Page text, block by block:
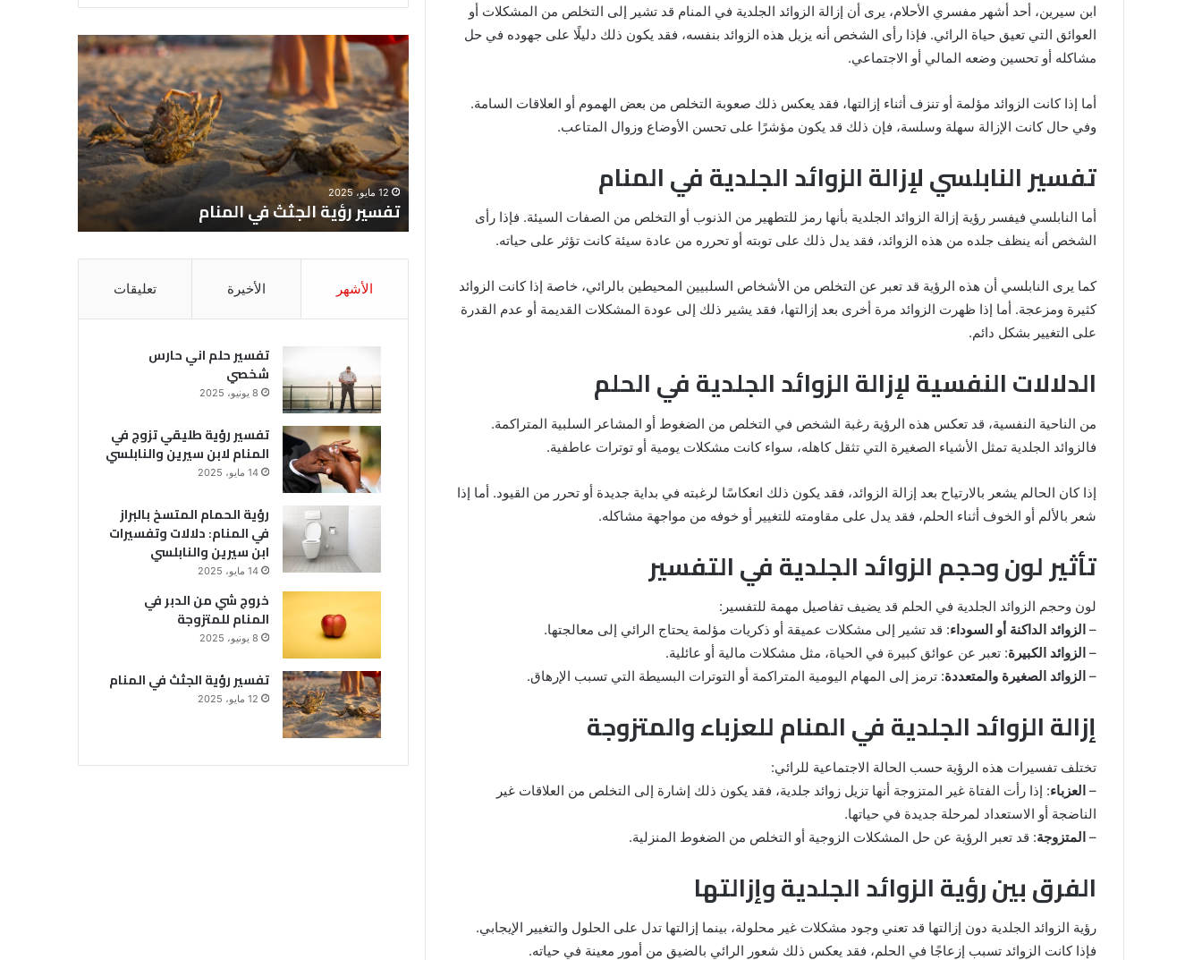
ابن سيرين، أحد أشهر مفسري الأحلام، يرى أن إزالة الزوائد الجلدية في المنام قد تشير إلى التخلص من المشكلات أو
العوائق التي تعيق حياة الرائي. فإذا رأى الشخص أنه يزيل هذه الزوائد بنفسه، فقد يكون ذلك دليلًا على جهوده في حل
مشاكله أو تحسين وضعه المالي أو الاجتماعي.
أما إذا كانت الزوائد مؤلمة أو تنزف أثناء إزالتها، فقد يعكس ذلك صعوبة التخلص من بعض الهموم أو العلاقات السامة.
وفي حال كانت الإزالة سهلة وسلسة، فإن ذلك قد يكون مؤشرًا على تحسن الأوضاع وزوال المتاعب.
تفسير النابلسي لإزالة الزوائد الجلدية في المنام
أما النابلسي فيفسر رؤية إزالة الزوائد الجلدية بأنها رمز للتطهير من الذنوب أو التخلص من الصفات السيئة. فإذا رأى
الشخص أنه ينظف جلده من هذه الزوائد، فقد يدل ذلك على توبته أو تحرره من عادة سيئة كانت تؤثر على حياته.
كما يرى النابلسي أن هذه الرؤية قد تعبر عن التخلص من الأشخاص السلبيين المحيطين بالرائي، خاصة إذا كانت الزوائد
كثيرة ومزعجة. أما إذا ظهرت الزوائد مرة أخرى بعد إزالتها، فقد يشير ذلك إلى عودة المشكلات القديمة أو عدم القدرة
على التغيير بشكل دائم.
الدلالات النفسية لإزالة الزوائد الجلدية في الحلم
من الناحية النفسية، قد تعكس هذه الرؤية رغبة الشخص في التخلص من الضغوط أو المشاعر السلبية المتراكمة.
فالزوائد الجلدية تمثل الأشياء الصغيرة التي تثقل كاهله، سواء كانت مشكلات يومية أو توترات عاطفية.
إذا كان الحالم يشعر بالارتياح بعد إزالة الزوائد، فقد يكون ذلك انعكاسًا لرغبته في بداية جديدة أو تحرر من القيود. أما إذا
شعر بالألم أو الخوف أثناء الحلم، فقد يدل على مقاومته للتغيير أو خوفه من مواجهة مشاكله.
تأثير لون وحجم الزوائد الجلدية في التفسير
لون وحجم الزوائد الجلدية في الحلم قد يضيف تفاصيل مهمة للتفسير:
– الزوائد الداكنة أو السوداء: قد تشير إلى مشكلات عميقة أو ذكريات مؤلمة يحتاج الرائي إلى معالجتها.
– الزوائد الكبيرة: تعبر عن عوائق كبيرة في الحياة، مثل مشكلات مالية أو عائلية.
– الزوائد الصغيرة والمتعددة: ترمز إلى المهام اليومية المتراكمة أو التوترات البسيطة التي تسبب الإرهاق.
إزالة الزوائد الجلدية في المنام للعزباء والمتزوجة
تختلف تفسيرات هذه الرؤية حسب الحالة الاجتماعية للرائي:
– العزباء: إذا رأت الفتاة غير المتزوجة أنها تزيل زوائد جلدية، فقد يكون ذلك إشارة إلى التخلص من العلاقات غير
الناضجة أو الاستعداد لمرحلة جديدة في حياتها.
– المتزوجة: قد تعبر الرؤية عن حل المشكلات الزوجية أو التخلص من الضغوط المنزلية.
الفرق بين رؤية الزوائد الجلدية وإزالتها
رؤية الزوائد الجلدية دون إزالتها قد تعني وجود مشكلات غير محلولة، بينما إزالتها تدل على الحلول والتغيير الإيجابي.
فإذا كانت الزوائد تسبب إزعاجًا في الحلم، فقد يعكس ذلك شعور الرائي بالضيق من أمور معينة في حياته.
رؤية
الحمام
بالبراز
في
المنام:
وتفسيرات
سيرين
والنابلسي
رؤية الحمام المتسخ بالبراز في المنام:
دلالات وتفسيرات ابن سيرين والنابلسي
خروج
الدبر
المنام
خروج شي من الدبر في المنام للمتزوجة
تفسير
رؤية
الجثث
في
المنام
12 مايو، 2025
تفسير رؤية الجثث في المنام
تفسير
اني
حارس
شخصي
الأشهر الأخيرة تعليقات
تفسير حلم اني حارس
شخصي
8 يونيو، 2025
تفسير رؤية طليقي تزوج في
المنام لابن سيرين والنابلسي
14 مايو، 2025
رؤية الحمام المتسخ بالبراز
في المنام: دلالات وتفسيرات
ابن سيرين والنابلسي
14 مايو، 2025
خروج شي من الدبر في
المنام للمتزوجة
8 يونيو، 2025
تفسير رؤية الجثث في المنام
12 مايو، 2025